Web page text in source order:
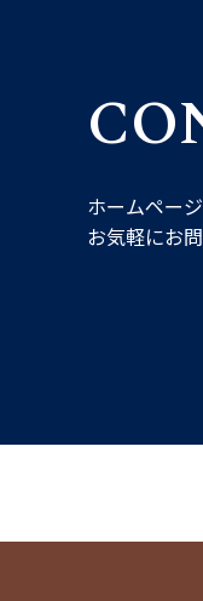
ホームペー
お気軽にお